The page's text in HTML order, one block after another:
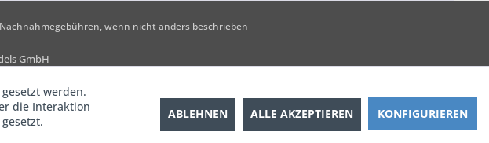
wenn nicht anders beschrieben
GmbH
werden.
die Interaktion
ABLEHNEN ALLE AKZEPTIEREN KONFIGURIEREN